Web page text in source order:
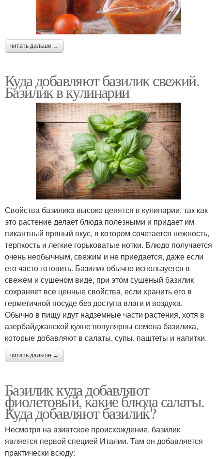
читать дальше →
Куда добавляют базилик свежий.
Базилик в кулинарии
Свойства базилика высоко ценятся в кулинарии, так как
это растение делает блюда полезными и придает им
пикантный пряный вкус, в котором сочетается нежность,
терпкость и легкие горьковатые нотки. Блюдо получается
очень необычным, свежим и не приедается, даже если
его часто готовить. Базилик обычно используется в
свежем и сушеном виде, при этом сушеный базилик
сохраняет все ценные свойства, если хранить его в
герметичной посуде без доступа влаги и воздуха.
Обычно в пищу идут надземные части растения, хотя в
азербайджанской кухне популярны семена базилика,
которые добавляют в салаты, супы, паштеты и напитки.
читать дальше →
Базилик куда добавляют
фиолетовый, какие блюда салаты.
Куда добавляют базилик?
Несмотря на азиатское происхождение, базилик
является первой специей Италии. Там он добавляется
практически всюду: